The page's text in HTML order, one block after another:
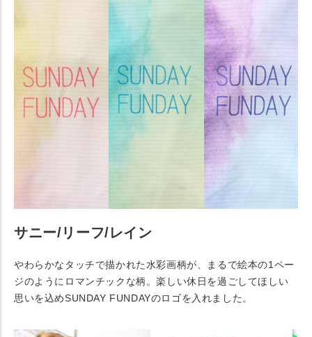
サニー/リーフ/レイン
やわらかなタッチで描かれた水彩画柄が、まるで絵本の1ペー
ジのようにロマンチックな柄。楽しい休日を過ごしてほしい
思いを込めSUNDAY FUNDAYのロゴを入れました。